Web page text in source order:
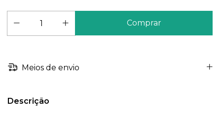
Meios de envio
Descrição